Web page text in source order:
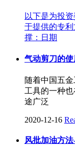
以下是为投
于提供的专利
撑：日期
气动剪刀的
随着中国五
工具的一种
途广泛
2020-12-16
风批加油方